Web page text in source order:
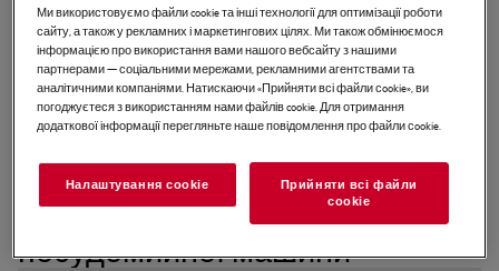
Торкніться, щоб збільшити
A6SK4105
A6SK4105 Набір для чищення
посудомийної машини
Ми використовуємо файли cookie та інші технології для оптимізації роботи
сайту, а також у рекламних і маркетингових цілях. Ми також обмінюємося
інформацією про використання вами нашого вебсайту з нашими
партнерами — соціальними мережами, рекламними агентствами та
аналітичними компаніями. Натискаючи «Прийняти всі файли сookie», ви
погоджуєтеся з використанням нами файлів cookie. Для отримання
додаткової інформації перегляньте наше повідомлення про файли сookie.
Налаштування cookie
Прийняти всі файли
сookie